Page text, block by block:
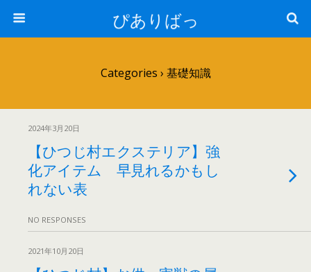
ぴありばっ
Categories › 基礎知識
2024年3月20日
【ひつじ村エクステリア】強
化アイテム 早見れるかもし
れない表
NO RESPONSES
2021年10月20日